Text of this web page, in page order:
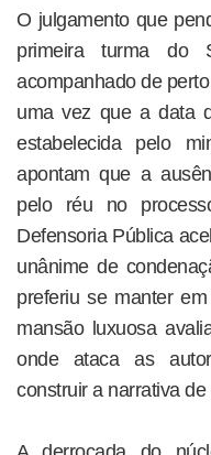
O julgamento que
primeira turma do
acompanhado de
uma vez que a data
estabelecida pelo
apontam que a
pelo réu no
Defensoria Pública
unânime de
preferiu se manter
mansão luxuosa
onde ataca as
construir a narrativa